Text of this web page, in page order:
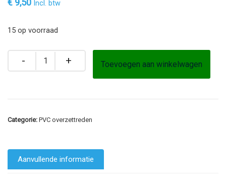
€ 9,50 Incl. btw
15 op voorraad
Toevoegen aan winkelwagen
Categorie: PVC overzettreden
Aanvullende informatie